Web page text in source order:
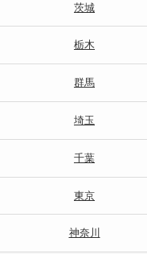
茨城
栃木
群馬
埼玉
千葉
東京
神奈川